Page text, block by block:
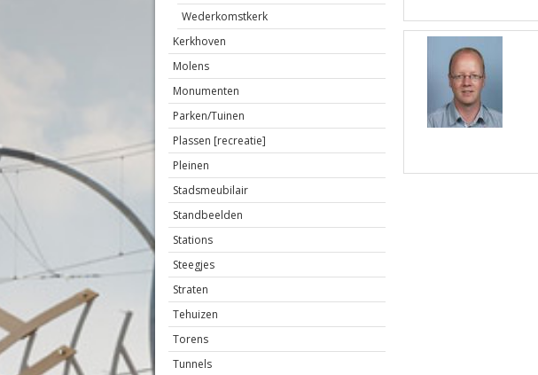
Wederkomstkerk
Kerkhoven
Molens
Monumenten
Parken/Tuinen
Plassen [recreatie]
Pleinen
Stadsmeubilair
Standbeelden
Stations
Steegjes
Straten
Tehuizen
Torens
Tunnels